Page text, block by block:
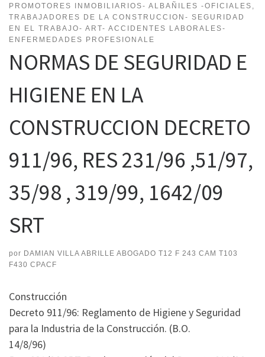
PROMOTORES INMOBILIARIOS- ALBAÑILES -OFICIALES,
TRABAJADORES DE LA CONSTRUCCION- SEGURIDAD
EN EL TRABAJO- ART- ACCIDENTES LABORALES-
ENFERMEDADES PROFESIONALE
NORMAS DE SEGURIDAD E
HIGIENE EN LA
CONSTRUCCION DECRETO
911/96, RES 231/96 ,51/97,
35/98 , 319/99, 1642/09
SRT
por DAMIAN VILLA ABRILLE ABOGADO T12 F 243 CAM T103
F430 CPACF
Construcción
Decreto 911/96: Reglamento de Higiene y Seguridad
para la Industria de la Construcción. (B.O.
14/8/96)